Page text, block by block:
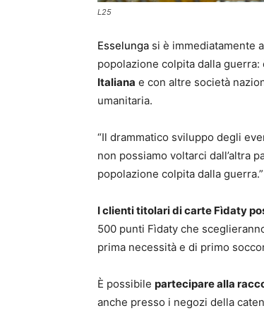
L25
Esselunga si è immediatamente
popolazione colpita dalla guerra:
Italiana e con altre società
umanitaria.
“Il drammatico sviluppo degli
non possiamo voltarci dall’altra
popolazione colpita dalla guerra.”
I clienti titolari di carte Fìdaty
500 punti Fìdaty che
prima necessità e di primo
È possibile partecipare alla
anche presso i negozi della